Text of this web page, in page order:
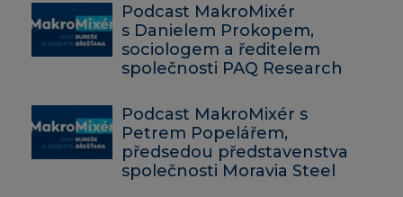
Podcast MakroMixér
s Danielem Prokopem,
sociologem a ředitelem
společnosti PAQ Research
Podcast MakroMixér s
Petrem Popelářem,
předsedou představenstva
společnosti Moravia Steel